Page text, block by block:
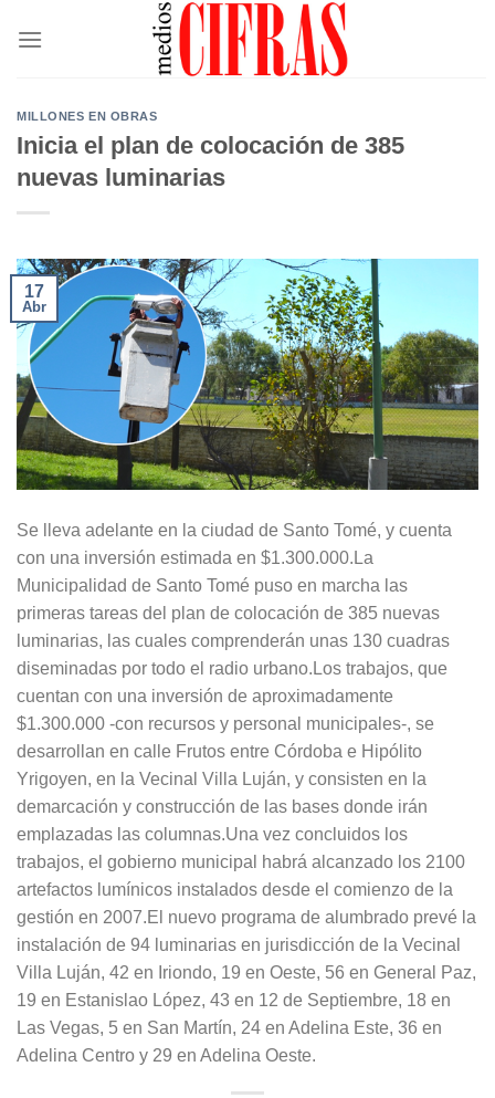
MILLONES EN OBRAS
Inicia el plan de colocación de 385
nuevas luminarias
17
Abr
Se lleva adelante en la ciudad de Santo Tomé, y cuenta
con una inversión estimada en $1.300.000.La
Municipalidad de Santo Tomé puso en marcha las
primeras tareas del plan de colocación de 385 nuevas
luminarias, las cuales comprenderán unas 130 cuadras
diseminadas por todo el radio urbano.Los trabajos, que
cuentan con una inversión de aproximadamente
$1.300.000 -con recursos y personal municipales-, se
desarrollan en calle Frutos entre Córdoba e Hipólito
Yrigoyen, en la Vecinal Villa Luján, y consisten en la
demarcación y construcción de las bases donde irán
emplazadas las columnas.Una vez concluidos los
trabajos, el gobierno municipal habrá alcanzado los 2100
artefactos lumínicos instalados desde el comienzo de la
gestión en 2007.El nuevo programa de alumbrado prevé la
instalación de 94 luminarias en jurisdicción de la Vecinal
Villa Luján, 42 en Iriondo, 19 en Oeste, 56 en General Paz,
19 en Estanislao López, 43 en 12 de Septiembre, 18 en
Las Vegas, 5 en San Martín, 24 en Adelina Este, 36 en
Adelina Centro y 29 en Adelina Oeste.